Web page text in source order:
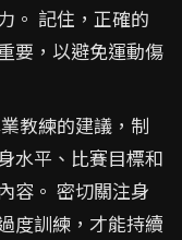
。 記住，正確的
要，以避免運動傷
教練的建議，制
水平、比賽目標和
容。 密切關注身
度訓練，才能持續